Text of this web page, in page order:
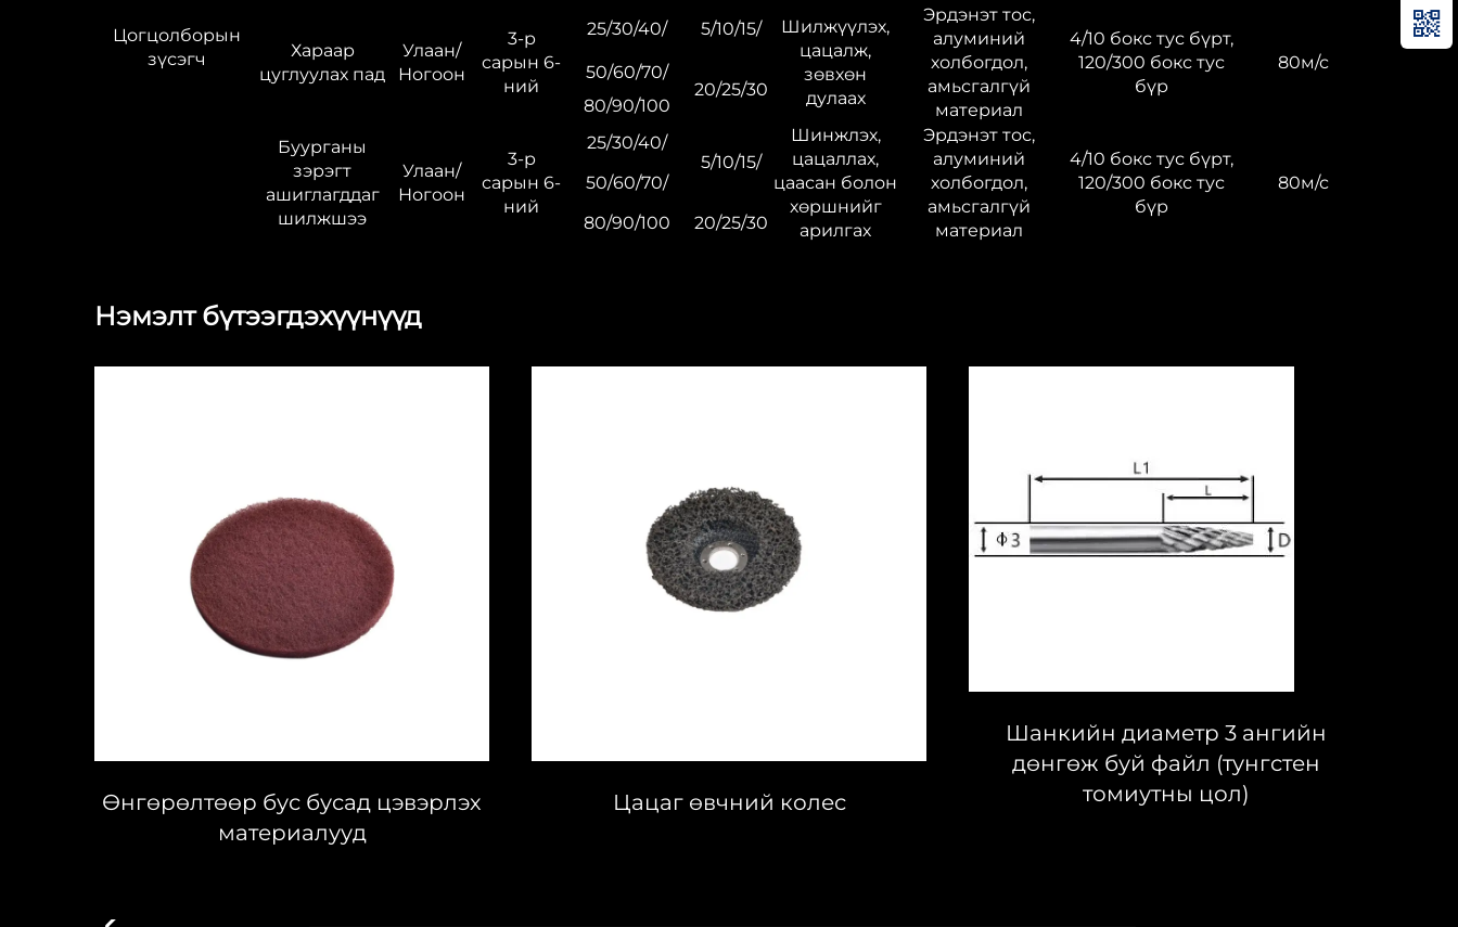
Цогцолборын
зүсэгч
Хараар
цуглуулах пад
Улаан/
Ногоон
3-р
сарын 6-
ний
25/30/40/ 5/10/15/
Шилжүүлэх,
цацалж,
зөвхөн
дулаах
Эрдэнэт тос,
алуминий
холбогдол,
амьсгалгүй
материал
4/10 бокс тус бүрт,
120/300 бокс тус
бүр
80м/с
50/60/70/
20/25/30
80/90/100
Буурганы
зэрэгт
ашиглагддаг
шилжшээ
Улаан/
Ногоон
3-р
сарын 6-
ний
25/30/40/
5/10/15/
Шинжлэх,
цацаллах,
цаасан болон
хөршнийг
арилгах
Эрдэнэт тос,
алуминий
холбогдол,
амьсгалгүй
материал
4/10 бокс тус бүрт,
120/300 бокс тус
бүр
80м/с
50/60/70/
80/90/100
20/25/30
Нэмэлт бүтээгдэхүүнүүд
Өнгөрөлтөөр бус бусад цэвэрлэх
материалууд
Цацаг өвчний колес
Шанкийн диаметр 3 ангийн
дөнгөж буй файл (тунгстен
томиутны цол)